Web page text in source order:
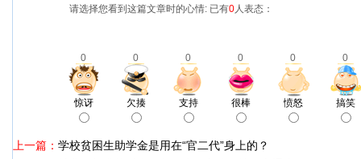
请选择您看到这篇文章时的心情: 已有0人表态：
0 0 0 0 0 0
惊讶 欠揍 支持 很棒 愤怒 搞笑
上一篇： 学校贫困生助学金是用在“官二代”身上的？